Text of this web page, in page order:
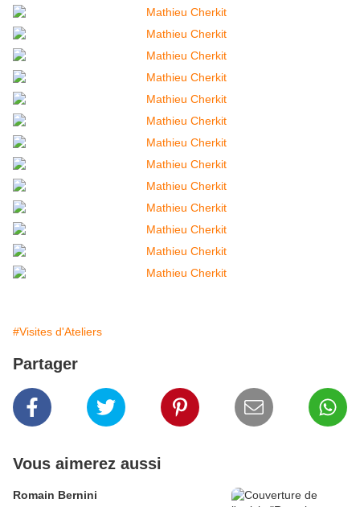
#Visites d'Ateliers
Partager
Vous aimerez aussi
Romain Bernini